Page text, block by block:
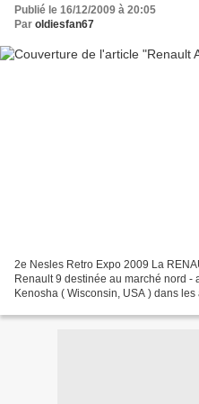
Publié le 16/12/2009 à 20:05
Par oldiesfan67
2e Nesles Retro Expo 2009 La
Renault 9 destinée au marché nord -
Kenosha ( Wisconsin, USA ) dans